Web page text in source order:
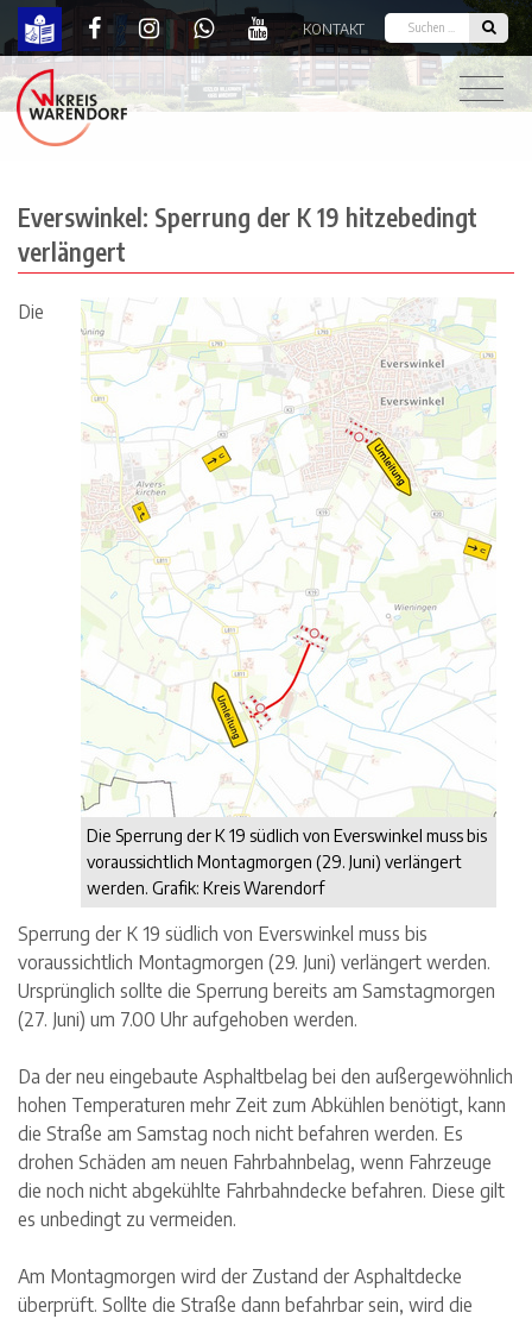
Everswinkel: Sperrung der K 19 hitzebedingt
KONTAKT
Everswinkel: Sperrung der K 19 hitzebedingt
verlängert
Die Sperrung der K 19 südlich von Everswinkel muss bis
voraussichtlich Montagmorgen (29. Juni) verlängert
werden. Grafik: Kreis Warendorf
Die
Sperrung der K 19 südlich von Everswinkel muss bis
voraussichtlich Montagmorgen (29. Juni) verlängert werden.
Ursprünglich sollte die Sperrung bereits am Samstagmorgen
(27. Juni) um 7.00 Uhr aufgehoben werden.
Da der neu eingebaute Asphaltbelag bei den außergewöhnlich
hohen Temperaturen mehr Zeit zum Abkühlen benötigt, kann
die Straße am Samstag noch nicht befahren werden. Es
drohen Schäden am neuen Fahrbahnbelag, wenn Fahrzeuge
die noch nicht abgekühlte Fahrbahndecke befahren. Diese gilt
es unbedingt zu vermeiden.
Am Montagmorgen wird der Zustand der Asphaltdecke
überprüft. Sollte die Straße dann befahrbar sein, wird die